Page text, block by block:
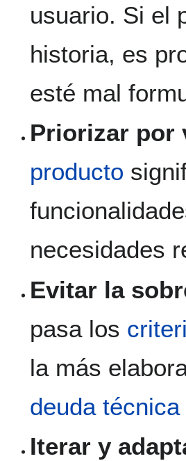
usuario. Si el
historia, es
esté mal
Priorizar por
producto
necesidades
Evitar la
pasa los
la más
deuda técnica
Iterar y